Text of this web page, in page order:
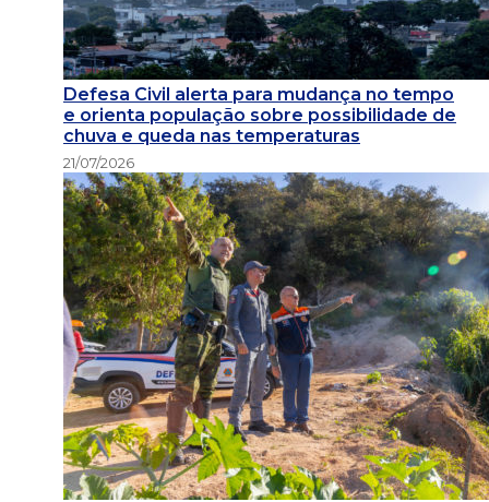
Defesa Civil alerta para mudança no tempo
e orienta população sobre possibilidade de
chuva e queda nas temperaturas
21/07/2026